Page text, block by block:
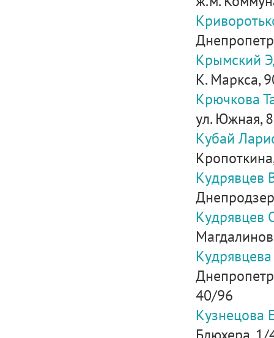
Крымский
К. Маркса,
Крючкова
ул. Южная,
Кубай
Кудрявцев
Кудрявцев
40/96
Кузнецова